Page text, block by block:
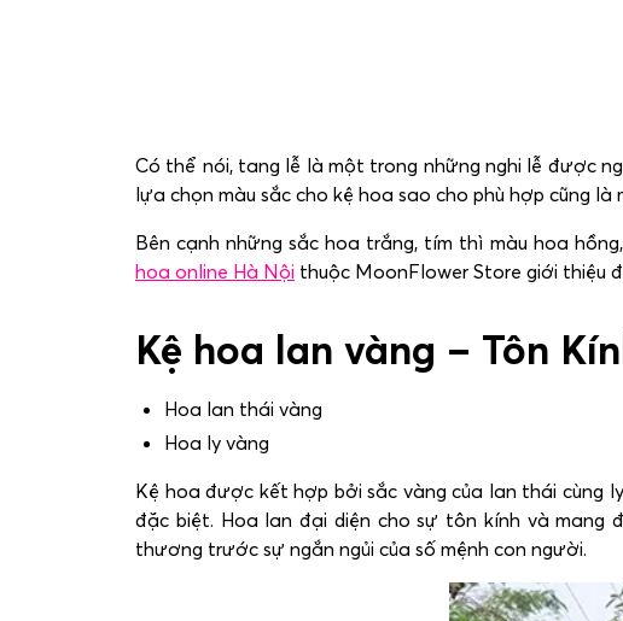
Có thể nói, tang lễ là một trong những nghi lễ được
lựa chọn màu sắc cho kệ hoa sao cho phù hợp cũng là
Bên cạnh những sắc hoa trắng, tím thì màu hoa
hoa online Hà Nội thuộc MoonFlower Store giới thiệu
Kệ hoa lan vàng – Tôn
Hoa lan thái vàng
Hoa ly vàng
Kệ hoa được kết hợp bởi sắc vàng của lan thái cùng
đặc biệt. Hoa lan đại diện cho sự tôn kính và mang
thương trước sự ngắn ngủi của số mệnh con người.